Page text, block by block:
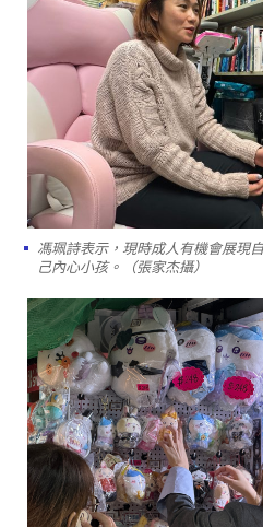
馮珮詩表示，現時成人有機會展現
己內心小孩。（張家杰攝）